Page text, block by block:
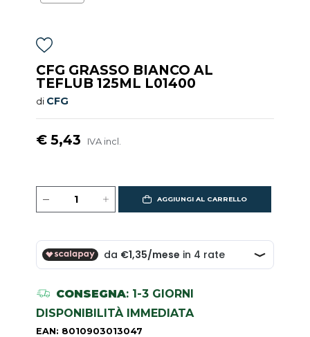
CFG GRASSO BIANCO AL
TEFLUB 125ML L01400
di CFG
€ 5,43 IVA incl.
AGGIUNGI AL CARRELLO
CONSEGNA: 1-3 GIORNI
DISPONIBILITÀ IMMEDIATA
EAN: 8010903013047